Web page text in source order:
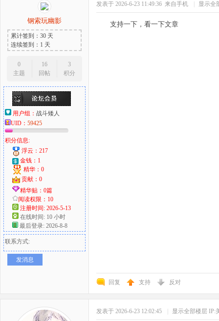
钢索玩幽影
累计签到：30 天
连续签到：1 天
0
主题
16
回帖
3
积分
用户组： 战斗矮人
UID： 59425
积分信息:
浮云：217
金钱：1
精华：0
贡献：0
精华贴：0篇
阅读权限：10
注册时间: 2026-5-13
在线时间: 10 小时
最后登录: 2026-8-8
联系方式:
发消息
发表于 2026-6-23 11:49:36 来自手机 显示全
支持一下，看一下文章
回复 支持 反对
发表于 2026-6-23 12:02:45 显示全部楼层 IP: